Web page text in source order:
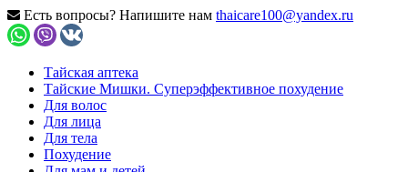
Есть вопросы? Напишите нам thaicare100@yandex.ru
Тайская аптека
Тайские Мишки. Суперэффективное похудение
Для волос
Для лица
Для тела
Похудение